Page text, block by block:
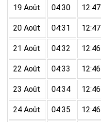
19 Août 04:30 12:47
20 Août 04:31 12:47
21 Août 04:32 12:46
22 Août 04:33 12:46
23 Août 04:34 12:46
24 Août 04:35 12:46